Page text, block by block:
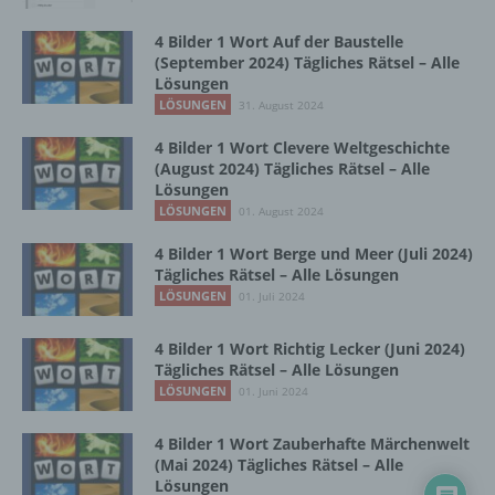
4 Bilder 1 Wort Auf der Baustelle
(September 2024) Tägliches Rätsel – Alle
Lösungen
LÖSUNGEN 31. August 2024
4 Bilder 1 Wort Clevere Weltgeschichte
(August 2024) Tägliches Rätsel – Alle
Lösungen
LÖSUNGEN 01. August 2024
4 Bilder 1 Wort Berge und Meer (Juli 2024)
Tägliches Rätsel – Alle Lösungen
LÖSUNGEN 01. Juli 2024
4 Bilder 1 Wort Richtig Lecker (Juni 2024)
Tägliches Rätsel – Alle Lösungen
LÖSUNGEN 01. Juni 2024
4 Bilder 1 Wort Zauberhafte Märchenwelt
(Mai 2024) Tägliches Rätsel – Alle
Lösungen
Daten wie das Erheben, das Erfassen, die
Organisation, das Ordnen, die Speicherung,
die Anpassung oder Veränderung, das
Auslesen, das Abfragen, die Verwendung,
Verbreitung oder eine andere Form der
Bereitstellung, den Abgleich oder die
Verknüpfung, die Einschränkung, das
Löschen oder die Vernichtung.
d) Einschränkung der Verarbeitung
Einschränkung der Verarbeitung ist die
Markierung gespeicherter
personenbezogener Daten mit dem Ziel, ihre
künftige Verarbeitung einzuschränken.
e) Profiling